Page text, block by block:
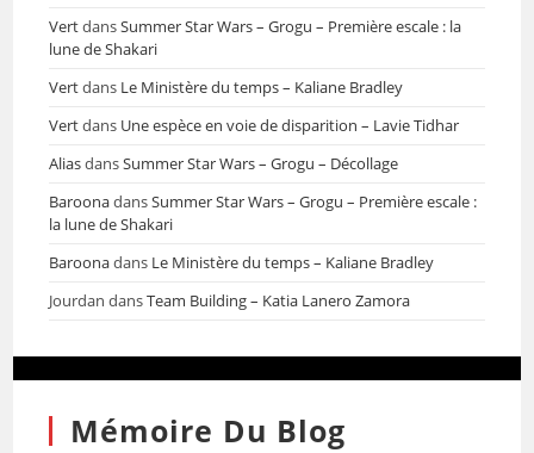
VertdansSummer Star Wars – Grogu – Première escale : la
lune de Shakari
Vertdans Le Ministère du temps – Kaliane Bradley
Vertdans Une espèce en voie de disparition – Lavie Tidhar
AliasdansSummer Star Wars – Grogu – Décollage
BaroonadansSummer Star Wars – Grogu – Première escale :
la lune de Shakari
Baroonadans Le Ministère du temps – Kaliane Bradley
Jourdan dansTeam Building – Katia Lanero Zamora
Mémoire Du Blog